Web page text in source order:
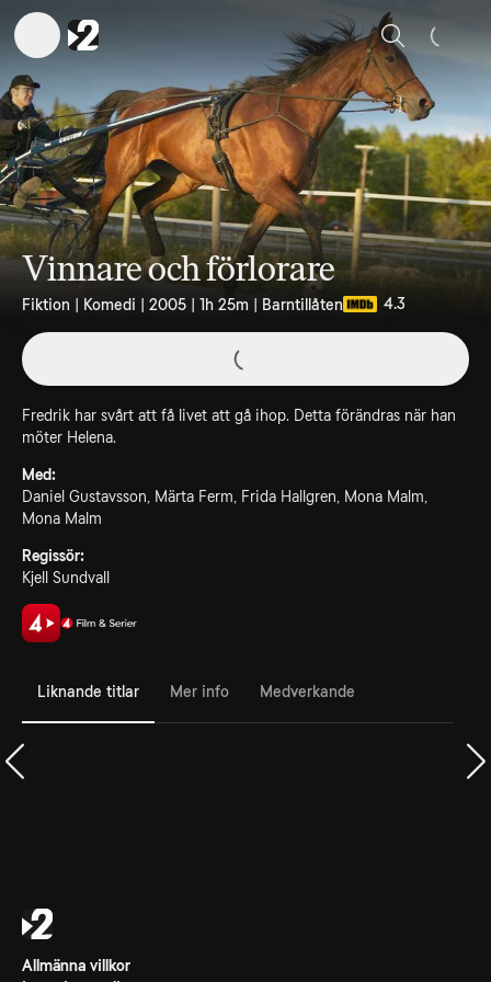
Sök
Vinnare och förlorare
Fiktion | Komedi | 2005 | 1h 25m | Barntillåten 4.3
Fredrik har svårt att få livet att gå ihop. Detta förändras när han
möter Helena.
Med:
Daniel Gustavsson, Märta Ferm, Frida Hallgren, Mona Malm,
Mona Malm
Regissör:
Kjell Sundvall
Liknande titlar Mer info Medverkande
Allmänna villkor